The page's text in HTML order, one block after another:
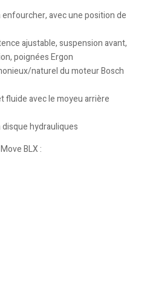
avec une position de
ajustable, suspension avant,
poignées Ergon
naturel du moteur Bosch
fluide avec le moyeu arrière
hydrauliques
BLX :